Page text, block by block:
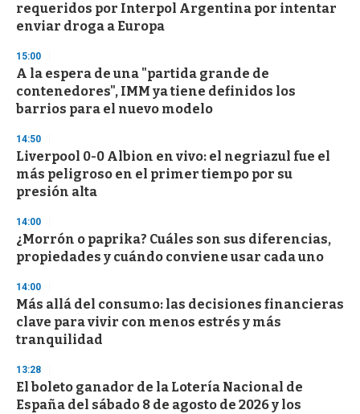
c
o
d
s
requeridos por Interpol Argentina por intentar
enviar droga a Europa
15:00
A la espera de una "partida grande de
contenedores", IMM ya tiene definidos los
barrios para el nuevo modelo
14:50
Liverpool 0-0 Albion en vivo: el negriazul fue el
más peligroso en el primer tiempo por su
presión alta
14:00
¿Morrón o paprika? Cuáles son sus diferencias,
propiedades y cuándo conviene usar cada uno
14:00
Más allá del consumo: las decisiones financieras
clave para vivir con menos estrés y más
tranquilidad
13:28
El boleto ganador de la Lotería Nacional de
España del sábado 8 de agosto de 2026 y los